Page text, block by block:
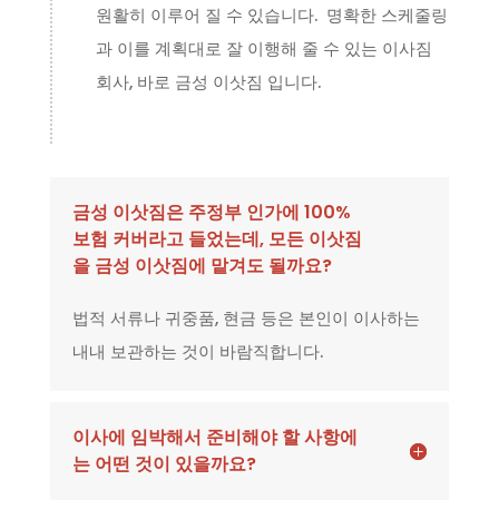
원활히 이루어 질 수 있습니다. 명확한 스케줄링
과 이를 계획대로 잘 이행해 줄 수 있는 이사짐
회사, 바로 금성 이삿짐 입니다.
금성 이삿짐은 주정부 인가에 100%
보험 커버라고 들었는데, 모든 이삿짐
을 금성 이삿짐에 맡겨도 될까요?
법적 서류나 귀중품, 현금 등은 본인이 이사하는
내내 보관하는 것이 바람직합니다.
이사에 임박해서 준비해야 할 사항에
는 어떤 것이 있을까요?